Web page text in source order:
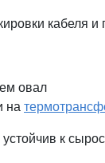
кабеля и
овал
на
к